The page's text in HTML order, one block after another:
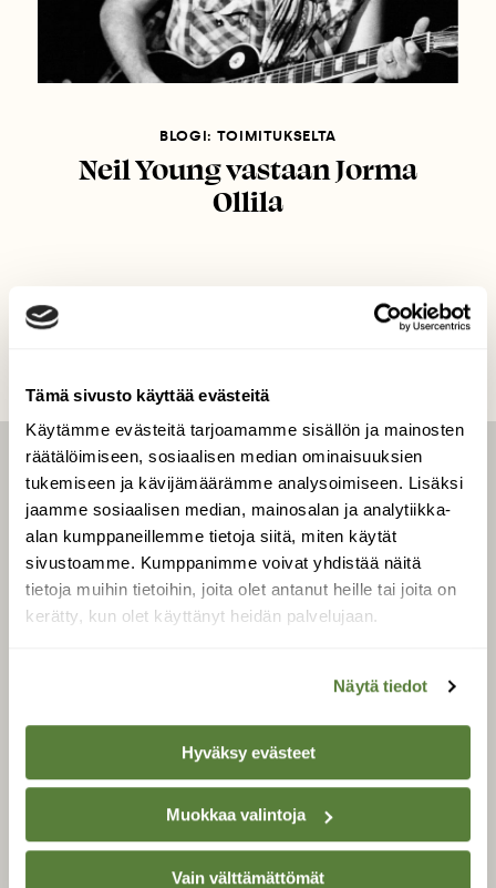
Tämä sivusto käyttää evästeitä
Käytämme evästeitä tarjoamamme sisällön ja mainosten
räätälöimiseen, sosiaalisen median ominaisuuksien
tukemiseen ja kävijämäärämme analysoimiseen. Lisäksi
jaamme sosiaalisen median, mainosalan ja analytiikka-
alan kumppaneillemme tietoja siitä, miten käytät
sivustoamme. Kumppanimme voivat yhdistää näitä
tietoja muihin tietoihin, joita olet antanut heille tai joita on
kerätty, kun olet käyttänyt heidän palvelujaan.
Näytä tiedot
Hyväksy evästeet
Muokkaa valintoja
Vain välttämättömät
BLOGI: TOIMITUKSELTA
Neil Young vastaan Jorma
Ollila
LEHTI
Uusin lehti
Tilaa Suomen Luonto
Tilaa digilukuoikeus
Äänestä parasta juttua
SUOMEN LUONNON­
Suomen Luonto -lehden
kustantaja onSuomen
luonnonsuojelu­liitto.